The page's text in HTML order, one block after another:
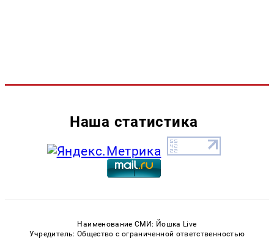
Наша статистика
Наименование СМИ: Йошка Live
Учредитель: Общество с ограниченной ответственностью